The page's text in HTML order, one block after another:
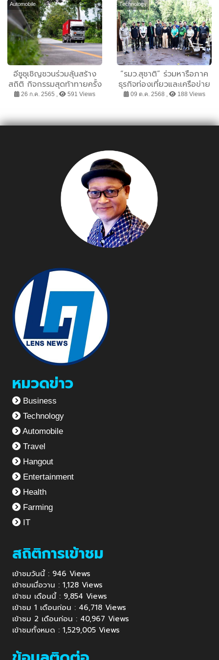
ใส่ใจ โอบรับความแตกต่าง
และความยั่งยืน
ออนไลน์สร้างรายได้ที่ยั่งยืน
Automobile
อีซูซุเชิญชวนร่วมลุ้นสร้าง
สถิติ กิจกรรมสุดท้าทายครั้ง
แรกในวงการรถบรรทุกเมือง
Tank Challenge น้ำมันถัง
26 ก.ค. 2565 , 591 Views
Technology
“รมว.สุชาติ” ร่วมหารือภาค
ธุรกิจท่องเที่ยวและเครือข่าย
อนุรักษ์เขาใหญ่ เร่งสร้าง
ระบบ
09 ต.ค. 2568 , 188 Views
หมวดข่าว
Business
Technology
Automobile
Travel
Hangout
Entertainment
Health
Farming
IT
สถิติการเข้าชม
เข้าชมวันนี้ : 946 Views
เข้าชมเมื่อวาน : 1,128 Views
เข้าชม เดือนนี้ : 9,854 Views
เข้าชม 1 เดือนก่อน : 46,718 Views
เข้าชม 2 เดือนก่อน : 40,967 Views
เข้าชมทั้งหมด : 1,529,005 Views